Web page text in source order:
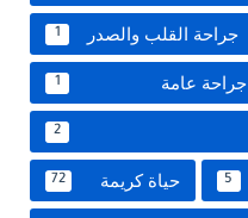
جراحة القلب والصدر 1
جراحة عامة 1
2
5 حياة كريمة 72